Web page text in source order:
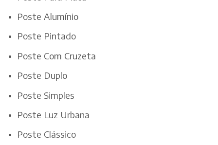
Poste Alumínio
Poste Pintado
Poste Com Cruzeta
Poste Duplo
Poste Simples
Poste Luz Urbana
Poste Clássico